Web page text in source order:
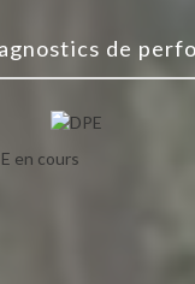
de
en cours